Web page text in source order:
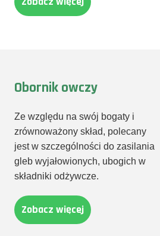
Obornik owczy
Ze względu na swój bogaty i
zrównoważony skład, polecany
jest w szczególności do zasilania
gleb wyjałowionych, ubogich w
składniki odżywcze.
Zobacz więcej